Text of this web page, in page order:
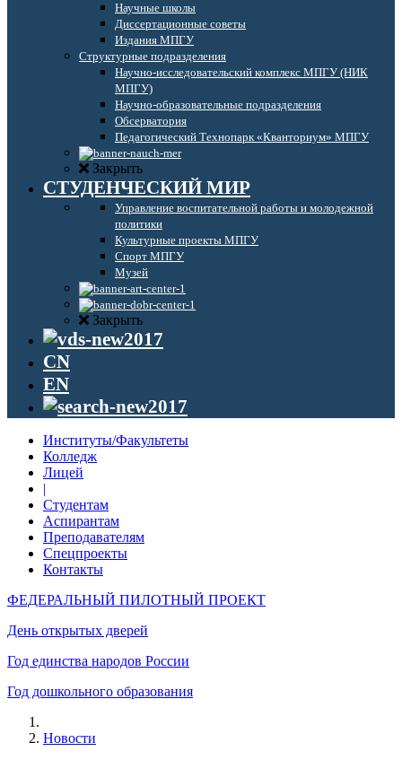
Научные школы
Диссертационные советы
Издания МПГУ
Структурные подразделения
Научно-исследовательский комплекс МПГУ (НИК
МПГУ)
Научно-образовательные подразделения
Обсерватория
Педагогический Технопарк «Кванториум» МПГУ
Закрыть
СТУДЕНЧЕСКИЙ МИР
Управление воспитательной работы и молодежной
политики
Культурные проекты МПГУ
Спорт МПГУ
Музей
Закрыть
CN
EN
Институты/Факультеты
Колледж
Лицей
|
Студентам
Аспирантам
Преподавателям
Спецпроекты
Контакты
ФЕДЕРАЛЬНЫЙ ПИЛОТНЫЙ ПРОЕКТ
День открытых дверей
Год единства народов России
Год дошкольного образования
Новости